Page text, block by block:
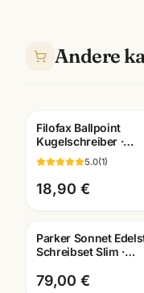
Andere
Filofax Ballpoint
Kugelschreiber ·
verschiedene Motive
Schreibgeräte
Mannheim
5.0(1)
18,90 €
Gravur
Parker Sonnet
Schreibset Slim ·
Kugelschreiber · G.C.
79,00 €